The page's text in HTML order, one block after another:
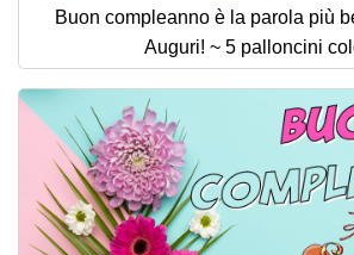
Buon compleanno è la parola più
Auguri! ~ 5 palloncini